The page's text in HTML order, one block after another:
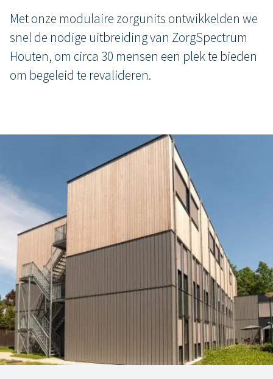
Met onze modulaire zorgunits ontwikkelden we
snel de nodige uitbreiding van ZorgSpectrum
Houten, om circa 30 mensen een plek te bieden
om begeleid te revalideren.